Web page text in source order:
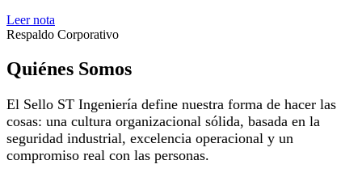
Leer nota
Respaldo Corporativo
Quiénes Somos
El Sello ST Ingeniería define nuestra forma de hacer las
cosas: una cultura organizacional sólida, basada en la
seguridad industrial, excelencia operacional y un
compromiso real con las personas.